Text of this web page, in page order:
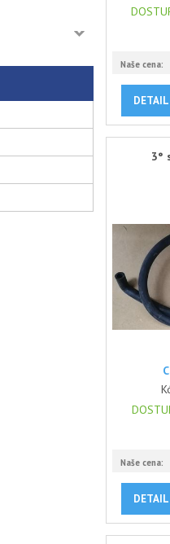
Naše cena:
3°
Naše cena: